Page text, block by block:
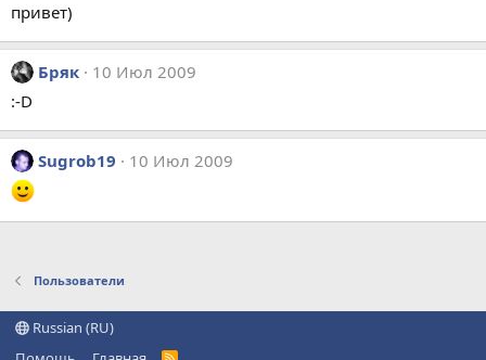
привет)
Бряк
10 Июл 2009
:-D
Sugrob19 10 Июл 2009
Пользователи
Russian (RU)
R